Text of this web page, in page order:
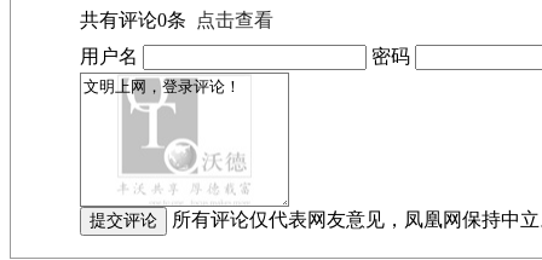
共有评论0条
点击查看
用户名
密码
所有评论仅代表网友意见，凤凰网保持中